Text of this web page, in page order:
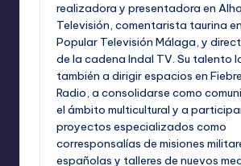
realizadora y presentadora en
Televisión, comentarista taurina
Popular Televisión Málaga, y
de la cadena Indal TV. Su talento
también a dirigir espacios en
Radio, a consolidarse como
el ámbito multicultural y a
proyectos especializados como
corresponsalías de misiones
españolas y talleres de nuevos